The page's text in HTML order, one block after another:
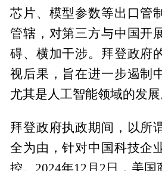
芯片、模型参数等出口管
管辖，对第三方与中国开
碍、横加干涉。拜登政府
视后果，旨在进一步遏制
尤其是人工智能领域的发展
拜登政府执政期间，以所
全为由，针对中国科技企
控。2024年12月2日，美